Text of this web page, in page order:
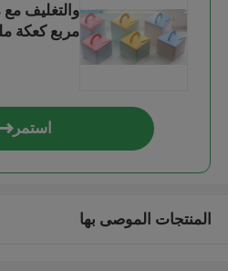
والتغليف
مربع كعكة
استمر
المنتجات الموصى بها